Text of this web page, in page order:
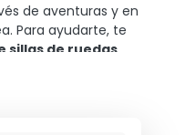
de aventuras y en
Para ayudarte, te
sillas de ruedas
él.